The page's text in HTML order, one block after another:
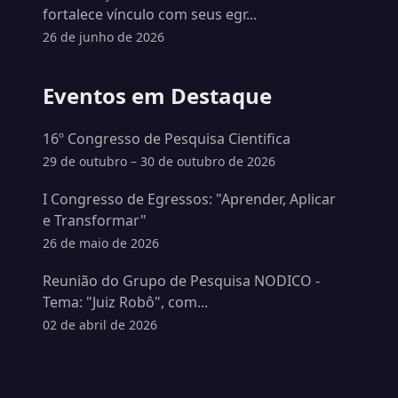
fortalece vínculo com seus egr...
26 de junho de 2026
Eventos em Destaque
16º Congresso de Pesquisa Cientifica
29 de outubro – 30 de outubro de 2026
I Congresso de Egressos: "Aprender, Aplicar
e Transformar"
26 de maio de 2026
Reunião do Grupo de Pesquisa NODICO -
Tema: "Juiz Robô", com...
02 de abril de 2026